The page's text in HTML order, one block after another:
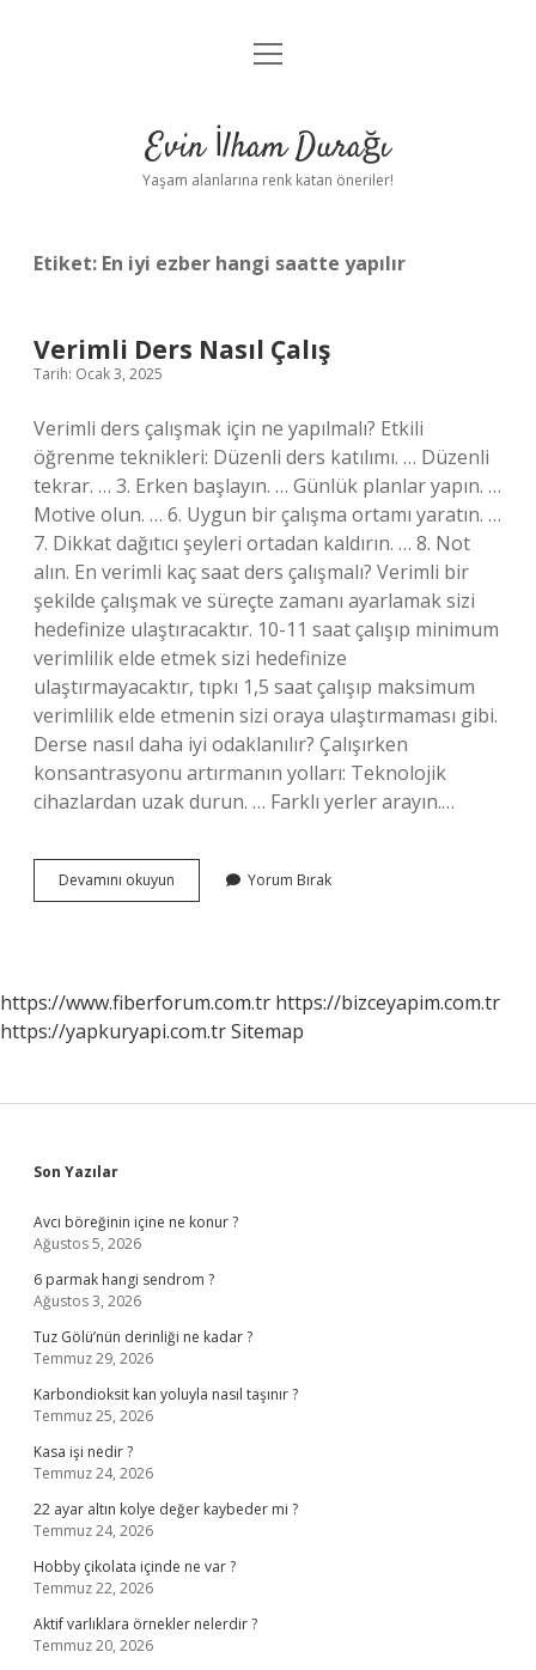
Anasayfa
Yasal Uyarı
menüyü
Evin İlham Durağı
Yaşam alanlarına renk katan öneriler!
Etiket: En iyi ezber hangi saatte yapılır
Verimli Ders Nasıl Çalış
Tarih: Ocak 3, 2025
Verimli ders çalışmak için ne yapılmalı? Etkili
öğrenme teknikleri: Düzenli ders katılımı. … Düzenli
tekrar. … 3. Erken başlayın. … Günlük planlar yapın. …
Motive olun. … 6. Uygun bir çalışma ortamı yaratın. …
7. Dikkat dağıtıcı şeyleri ortadan kaldırın. … 8. Not
alın. En verimli kaç saat ders çalışmalı? Verimli bir
şekilde çalışmak ve süreçte zamanı ayarlamak sizi
hedefinize ulaştıracaktır. 10-11 saat çalışıp minimum
verimlilik elde etmek sizi hedefinize
ulaştırmayacaktır, tıpkı 1,5 saat çalışıp maksimum
verimlilik elde etmenin sizi oraya ulaştırmaması gibi.
Derse nasıl daha iyi odaklanılır? Çalışırken
konsantrasyonu artırmanın yolları: Teknolojik
cihazlardan uzak durun. … Farklı yerler arayın.…
Devamını okuyun
Ders
Yorum Bırak
https://www.fiberforum.com.tr https://bizceyapim.com.tr
https://yapkuryapi.com.trSitemap
Sidebar
Son Yazılar
Avcı böreğinin içine ne konur ?
Ağustos 5, 2026
6 parmak hangi sendrom ?
Ağustos 3, 2026
Tuz Gölü’nün derinliği ne kadar ?
Temmuz 29, 2026
Karbondioksit kan yoluyla nasıl taşınır ?
Temmuz 25, 2026
Kasa işi nedir ?
Temmuz 24, 2026
22 ayar altın kolye değer kaybeder mi ?
Temmuz 24, 2026
Hobby çikolata içinde ne var ?
Temmuz 22, 2026
Aktif varlıklara örnekler nelerdir ?
Temmuz 20, 2026